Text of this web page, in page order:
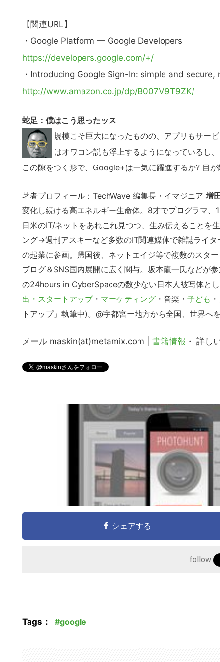
【関連URL】
・Google Platform — Google Developers
https://developers.google.com/+/
・Introducing Google Sign-In: simple and
http://www.amazon.co.jp/dp/B007V9T9ZK/
蛇足：僕はこう思ったッス
規模こそ巨大になったものの、アプリもサー
はオワコン説も浮上するようになっているし
この隙をつく形で、Google+は一気に躍進するか? 目
著者プロフィール：TechWave 編集長・イマジニア 増
変化し続ける高エネルギー生命体。8才でプログラマ
日米のIT/ネットをあれこれ見つつ、生み伝えることを
ング→週刊アスキーなど多数のIT関連媒体で雑誌ライ
の起業に参画。帰国後、ネットエイジ等で複数のスタ
ブログ＆SNS国内展開に広く関与。坂本龍一氏などが
の24hours in CyberSpaceの数少ない日本人被写体と
出・スタートアップ・ マーケティング ・音楽・ 子ども
トアップ」執筆中)。@宇都宮ー地方から全国、世界へ
メール maskin(at)metamix.com | 書籍情報 ・ 詳し
シェアする
follow
Tags： google
検